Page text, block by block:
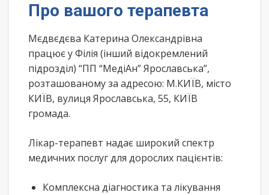
Про вашого терапевта
Мєдвєдєва Катерина Олександрівна
працює у Філія (інший відокремлений
підрозділ) “ПП “МедіАн” Ярославська”,
розташованому за адресою: М.КИЇВ, місто
КИЇВ, вулиця Ярославська, 55, КИЇВ
громада.
Лікар-терапевт надає широкий спектр
медичних послуг для дорослих пацієнтів:
Комплексна діагностика та лікування